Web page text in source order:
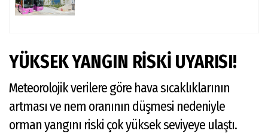
YÜKSEK YANGIN RİSKİ UYARISI!
Meteorolojik verilere göre hava sıcaklıklarının
artması ve nem oranının düşmesi nedeniyle
orman yangını riski çok yüksek seviyeye ulaştı.